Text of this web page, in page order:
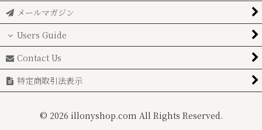
HENRY DEAN
Brocante（ブロカント）
アイロニーマルシェ商品
メールマガジン
Users Guide
Contact Us
特定商取引法表示
© 2026 illonyshop.com All Rights Reserved.